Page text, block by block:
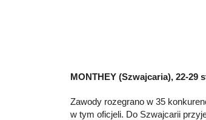
MONTHEY (Szwajcaria), 22-29
Zawody rozegrano w 35
w tym oficjeli. Do Szwajcarii